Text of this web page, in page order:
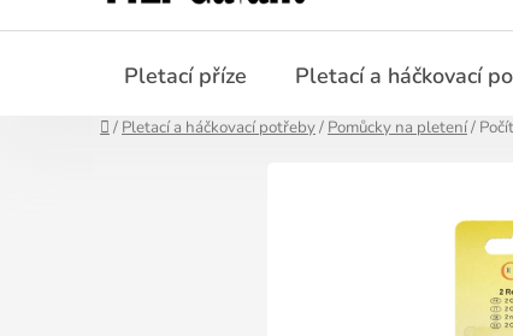
Pletací příze Pletací a háčkovací
Domů
/ Pletací a háčkovací potřeby/ Pomůcky na pletení/